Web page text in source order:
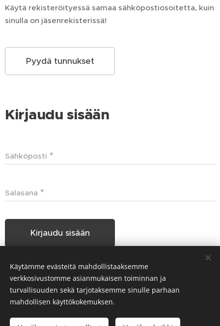
Käytä rekisteröityessä samaa sähköpostiosoitetta, kuin
sinulla on jäsenrekisterissä!
Pyydä tunnukset
Kirjaudu sisään
Sähköposti
Salasana
Kirjaudu sisään
Unohditko salasanasi?
Hakunilan Seudun Koiraharrastajat HSKH ry
Käytämme evästeitä mahdollistaaksemme
verkkosivustomme asianmukaisen toiminnan ja
turvallisuuden sekä tarjotaksemme sinulle parhaan
mahdollisen käyttökokemuksen.